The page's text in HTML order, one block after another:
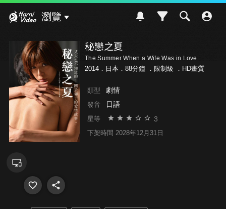
瀏覽
秘戀之夏
The Summer When a Wife Was in Love
2014．日本．88分鐘 ． 限制級 ．HD畫質
類型 劇情
發音 日語
星等 3
下架時間 2028年12月31日